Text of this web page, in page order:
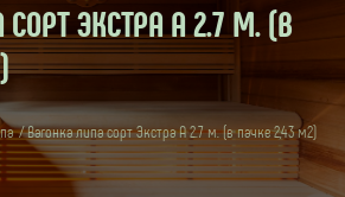
ЭКСТРА А 2.7 М. (В
Вагонка липа сорт Экстра А 2.7 м. (в пачке 2,43 м2)